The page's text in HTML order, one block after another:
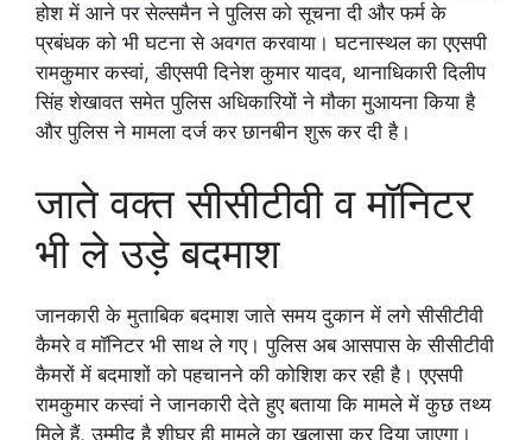
होश में आने पर सेल्समैन ने पुलिस को सूचना दी और फर्म के
प्रबंधक को भी घटना से अवगत करवाया। घटनास्थल का एएसपी
रामकुमार कस्वां, डीएसपी दिनेश कुमार यादव, थानाधिकारी दिलीप
सिंह शेखावत समेत पुलिस अधिकारियों ने मौका मुआयना किया है
और पुलिस ने मामला दर्ज कर छानबीन शुरू कर दी है।
जाते वक्त सीसीटीवी व मॉनिटर
भी ले उड़े बदमाश
जानकारी के मुताबिक बदमाश जाते समय दुकान में लगे सीसीटीवी
कैमरे व मॉनिटर भी साथ ले गए। पुलिस अब आसपास के सीसीटीवी
कैमरों में बदमाशों को पहचानने की कोशिश कर रही है। एएसपी
रामकुमार कस्वां ने जानकारी देते हुए बताया कि मामले में कुछ तथ्य
मिले हैं, उम्मीद है शीघ्र ही मामले का खुलासा कर दिया जाएगा।